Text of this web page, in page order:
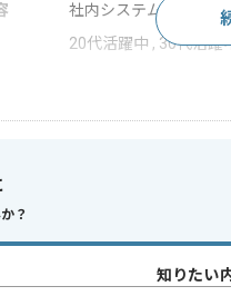
社内システム開発
20代活躍中 , 30代活躍
？
知りたい